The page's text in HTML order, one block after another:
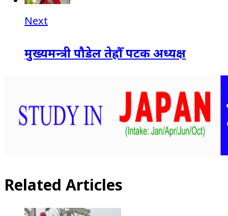
Next
मुख्यमन्त्री पौडेल तेह्रौँ पटक अध्यक्ष
Related Articles